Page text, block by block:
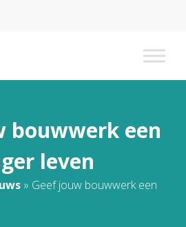
bouwwerk een
leven
» Geef jouw bouwwerk een